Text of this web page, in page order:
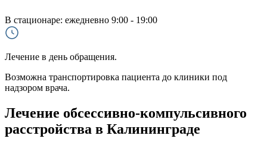
В стационаре: ежедневно 9:00 - 19:00
Лечение в день обращения.
Возможна транспортировка пациента до клиники под
надзором врача.
Лечение обсессивно-компульсивного
расстройства в Калининграде